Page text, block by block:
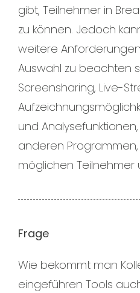
gibt, Teilnehmer in
zu können. Jedoch
weitere
Auswahl zu beachten
Screensharing, Live-
und
anderen Programmen,
möglichen Teilnehmer
Frage
Wie bekommt man
eingeführen Tools